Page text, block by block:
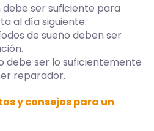
debe ser suficiente para
al día siguiente.
de sueño deben ser
debe ser lo suficientemente
reparador.
y consejos para un